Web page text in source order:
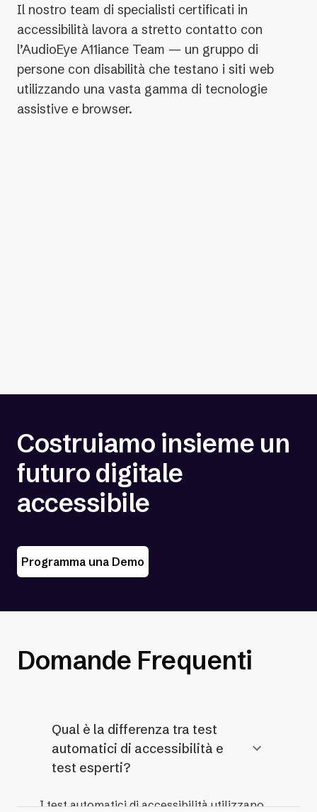
Il nostro team di specialisti certificati in
accessibilità lavora a stretto contatto con
l’AudioEye A11iance Team — un gruppo di
persone con disabilità che testano i siti web
utilizzando una vasta gamma di tecnologie
assistive e browser.
Costruiamo insieme un
futuro digitale
accessibile
Programma una Demo
Domande Frequenti
Qual è la differenza tra test
automatici di accessibilità e
test esperti?
I test automatici di accessibilità utilizzano